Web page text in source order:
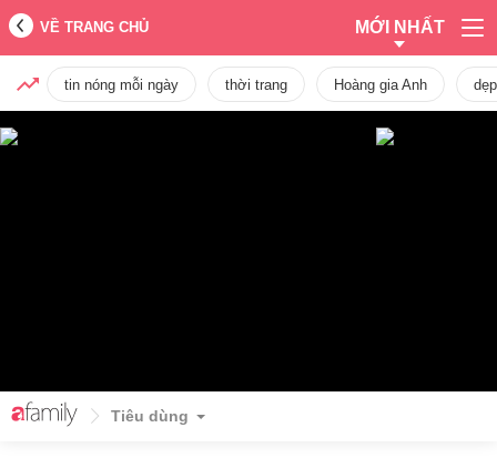
VỀ TRANG CHỦ MỚI NHẤT
tin nóng mỗi ngày thời trang Hoàng gia Anh dẹp
Tiêu dùng